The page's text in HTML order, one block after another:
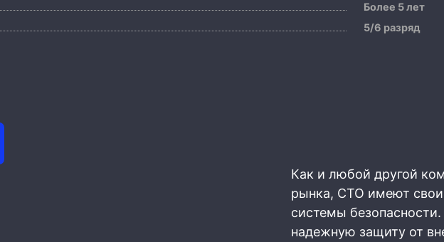
Более 5 лет
5/6 разряд
Как и любой другой
рынка, СТО имеют свои
системы
надежную защиту от